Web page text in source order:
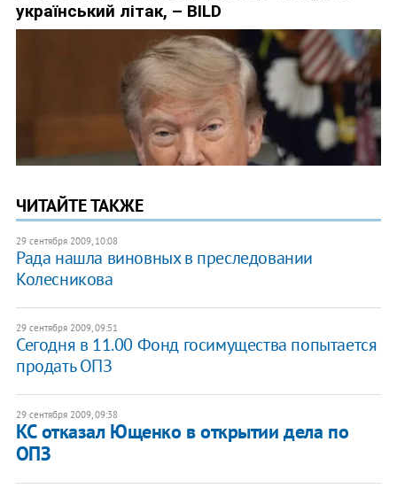
ЧИТАЙТЕ ТАКЖЕ
29 сентября 2009, 10:08
Рада нашла виновных в преследовании
Колесникова
29 сентября 2009, 09:51
Сегодня в 11.00 Фонд госимущества попытается
продать ОПЗ
29 сентября 2009, 09:38
КС отказал Ющенко в открытии дела по
ОПЗ